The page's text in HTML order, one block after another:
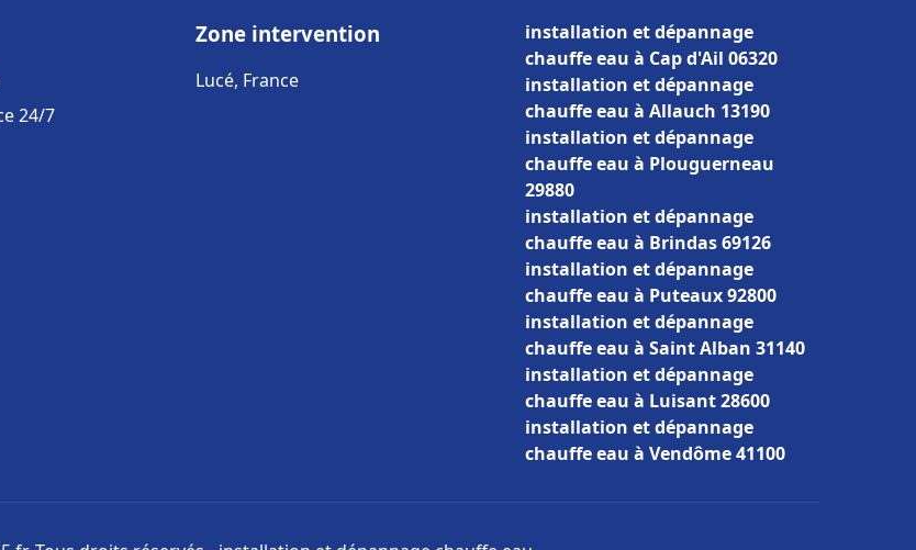
24/7
Zone intervention
Lucé, France
installation et dépannage
chauffe eau à Cap d'Ail 06320
installation et dépannage
chauffe eau à Allauch 13190
installation et dépannage
chauffe eau à Plouguerneau
29880
installation et dépannage
chauffe eau à Brindas 69126
installation et dépannage
chauffe eau à Puteaux 92800
installation et dépannage
chauffe eau à Saint Alban 31140
installation et dépannage
chauffe eau à Luisant 28600
installation et dépannage
chauffe eau à Vendôme 41100